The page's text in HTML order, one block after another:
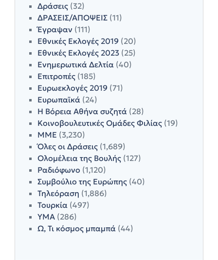
Δράσεις (32)
ΔΡΑΣΕΙΣ/ΑΠΟΨΕΙΣ (11)
Έγραψαν (111)
Εθνικές Εκλογές 2019 (20)
Εθνικές Εκλογές 2023 (25)
Ενημερωτικά Δελτία (40)
Επιτροπές (185)
Ευρωεκλογές 2019 (71)
Ευρωπαϊκά (24)
Η Βόρεια Αθήνα συζητά (28)
Κοινοβουλευτικές Ομάδες Φιλίας (19)
ΜΜΕ (3,230)
Όλες οι Δράσεις (1,689)
Ολομέλεια της Βουλής (127)
Ραδιόφωνο (1,120)
Συμβούλιο της Ευρώπης (40)
Τηλεόραση (1,886)
Τουρκία (497)
ΥΜΑ (286)
Ω, Τι κόσμος μπαμπά (44)